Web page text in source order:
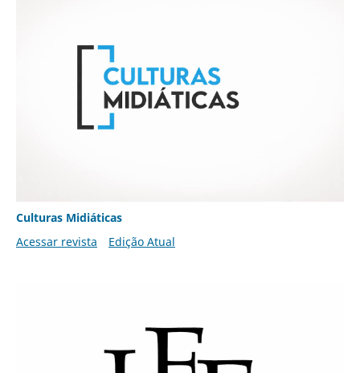
Culturas Midiáticas
Acessar revista
Edição Atual